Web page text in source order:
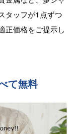
タッフが1点ずつ
正価格をご提示し
て無料